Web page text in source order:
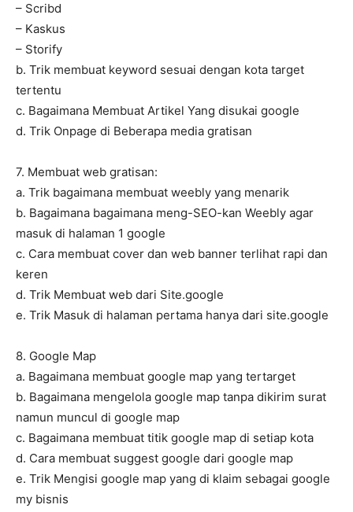
– Scribd
– Kaskus
– Storify
b. Trik membuat keyword sesuai dengan kota target
tertentu
c. Bagaimana Membuat Artikel Yang disukai google
d. Trik Onpage di Beberapa media gratisan
7. Membuat web gratisan:
a. Trik bagaimana membuat weebly yang menarik
b. Bagaimana bagaimana meng-SEO-kan Weebly agar
masuk di halaman 1 google
c. Cara membuat cover dan web banner terlihat rapi dan
keren
d. Trik Membuat web dari Site.google
e. Trik Masuk di halaman pertama hanya dari site.google
8. Google Map
a. Bagaimana membuat google map yang tertarget
b. Bagaimana mengelola google map tanpa dikirim surat
namun muncul di google map
c. Bagaimana membuat titik google map di setiap kota
d. Cara membuat suggest google dari google map
e. Trik Mengisi google map yang di klaim sebagai google
my bisnis